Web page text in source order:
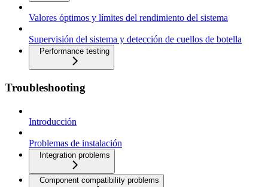
Valores óptimos y límites del rendimiento del sistema
Supervisión del sistema y detección de cuellos de botella
Performance testing
Troubleshooting
Introducción
Problemas de instalación
Integration problems
Component compatibility problems